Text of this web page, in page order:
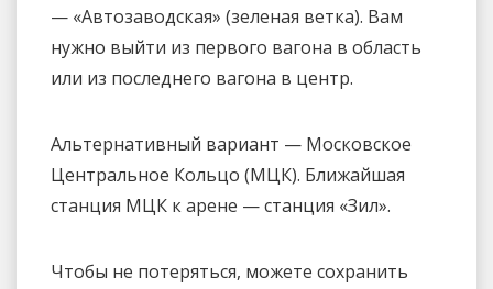
— «Автозаводская» (зеленая ветка). Вам
нужно выйти из первого вагона в область
или из последнего вагона в центр.
Альтернативный вариант — Московское
Центральное Кольцо (МЦК). Ближайшая
станция МЦК к арене — станция «Зил».
Чтобы не потеряться, можете сохранить